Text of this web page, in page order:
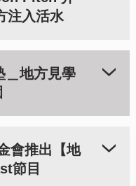
注入活水
＿地方見學
會推出【地
節目